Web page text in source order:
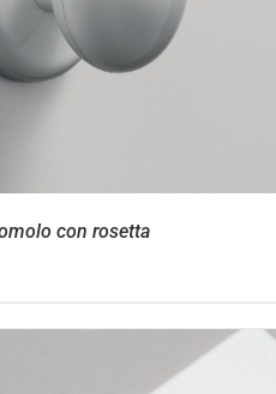
con rosetta